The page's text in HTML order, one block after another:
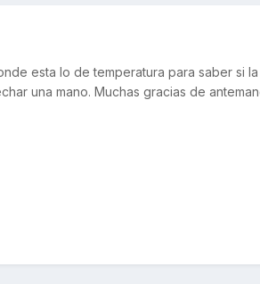
esta lo de temperatura para saber si
una mano. Muchas gracias de